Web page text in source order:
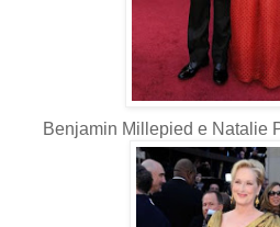
Benjamin Millepied e Natalie